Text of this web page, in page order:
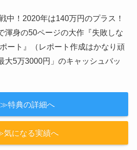
中！2020年は140万円のプラス！
渾身の50ページの大作『失敗しな
ート』（レポート作成はかなり頑
大5万3000円」のキャッシュバッ
≫特典の詳細へ
になる実績へ